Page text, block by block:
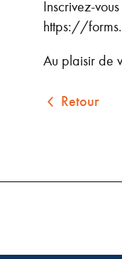
Inscrivez-
https://
Au plaisir de
Retour